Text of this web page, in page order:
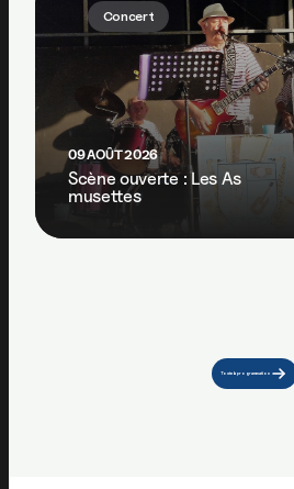
Concert
09 AOÛT 2026
Scène ouverte : Les As
musettes
Toute la programmation